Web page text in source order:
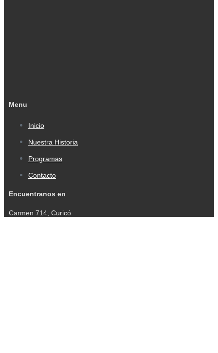
Menu
Inicio
Nuestra Historia
Programas
Contacto
Encuentranos en
Carmen 714, Curicó